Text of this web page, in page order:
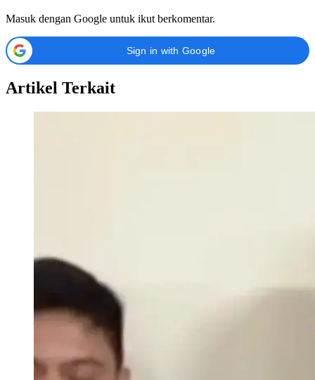
Masuk dengan Google untuk ikut berkomentar.
Sign in with Google
Artikel Terkait